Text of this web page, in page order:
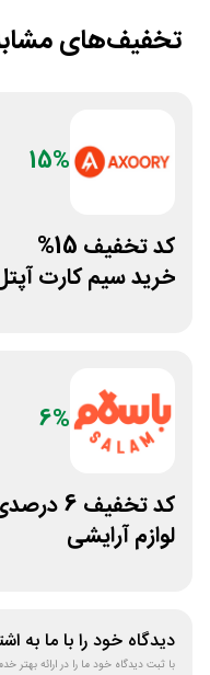
تخفیف‌های
15%
کد تخفیف 15%
خرید سیم کارت
6%
کد تخفیف 6
لوازم آرایشی
دیدگاه خود را با ما به
با ثبت دیدگاه خود ما را در ارائه بهتر